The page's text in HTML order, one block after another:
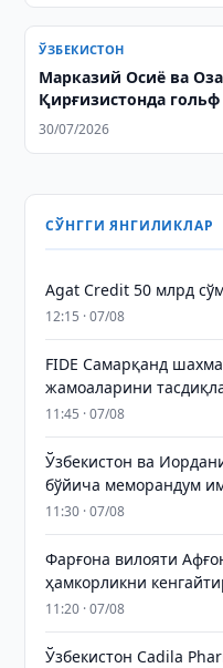
ЎЗБЕКИСТОН
Марказий Осиё ва
Қирғизистонда
30/07/2026
СЎНГГИ ЯНГИЛИКЛАР
Agat Credit 50 млрд
12:15 · 07/08
FIDE Самарқанд
жамоаларини
11:45 · 07/08
Ўзбекистон ва
бўйича меморандум
11:30 · 07/08
Фарғона вилояти
ҳамкорликни
11:20 · 07/08
Ўзбекистон Cadila